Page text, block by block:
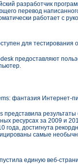
разработчик
перевод
работает с
для тестирования
предоставляют
фантазия Интернет-
представила
ресурсах за 2009 и
года, достигнута
самые
единую веб-